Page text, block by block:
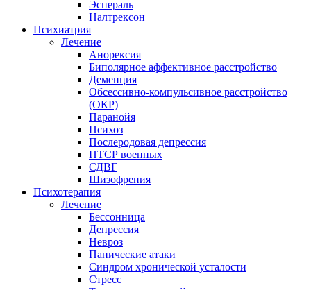
Эспераль
Налтрексон
Психиатрия
Лечение
Анорексия
Биполярное аффективное расстройство
Деменция
Обсессивно-компульсивное расстройство
(ОКР)
Паранойя
Психоз
Послеродовая депрессия
ПТСР военных
СДВГ
Шизофрения
Психотерапия
Лечение
Бессонница
Депрессия
Невроз
Панические атаки
Синдром хронической усталости
Стресс